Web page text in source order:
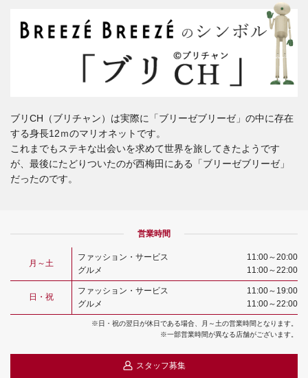
ブリCH（ブリチャン）は実際に「ブリーゼブリーゼ」の中に存在
する身長12ｍのマリオネットです。
これまでもステキな出会いを求めて世界を旅してきたようです
が、最後にたどりついたのが西梅田にある「ブリーゼブリーゼ」
だったのです。
営業時間
月～土
ファッション・サービス
11:00～20:00
グルメ
11:00～22:00
日・祝
ファッション・サービス
11:00～19:00
グルメ
11:00～22:00
※日・祝の翌日が休日である場合、月～土の営業時間となります。
※一部営業時間が異なる店舗がございます。
スタッフ募集